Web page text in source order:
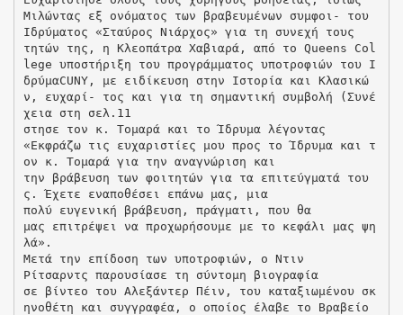
Μιλώντας εξ ονόματος των βραβευμένων συμφοι- του
Ιδρύματος «Σταύρος Νιάρχος» για τη συνεχή τους
τητών της, η Κλεοπάτρα Χαβιαρά, από το Queens Col
lege υποστήριξη του προγράμματος υποτροφιών του Ι
δρύμαCUNY, με ειδίκευση στην Ιστορία και Κλασικώ
ν, ευχαρί- τος και για τη σημαντική συμβολή (Συνέ
χεια στη σελ.11
στησε τον κ. Τομαρά και το Ίδρυμα λέγοντας
«Εκφράζω τις ευχαριστίες μου προς το Ίδρυμα και τ
ον κ. Τομαρά για την αναγνώριση και
την βράβευση των φοιτητών για τα επιτεύγματά του
ς. Έχετε εναποθέσει επάνω μας, μια
πολύ ευγενική βράβευση, πράγματι, που θα
μας επιτρέψει να προχωρήσουμε με το κεφάλι μας ψη
λά».
Μετά την επίδοση των υποτροφιών, ο Ντιν
Ρίτσαρντς παρουσίασε τη σύντομη βιογραφία
σε βίντεο του Αλεξάντερ Πέιν, του καταξιωμένου σκ
ηνοθέτη και συγγραφέα, ο οποίος έλαβε το Βραβείο